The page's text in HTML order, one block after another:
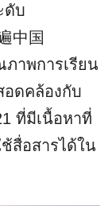
ดับ
中国
ภาพการเรียน
อดคล้องกับ
ที่มีเนื้อหาที่
สื่อสารได้ใน